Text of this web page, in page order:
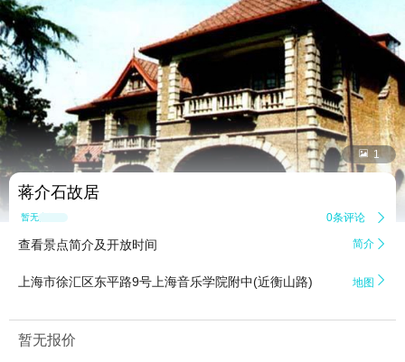
 1
蒋介石故居
暂无点评 0条评论 
查看景点简介及开放时间 简介 
上海市徐汇区东平路9号上海音乐学院附中(近衡山路) 地图 
暂无报价
